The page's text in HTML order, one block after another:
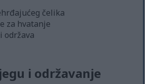
čelika
za hvatanje
održava
i održavanje